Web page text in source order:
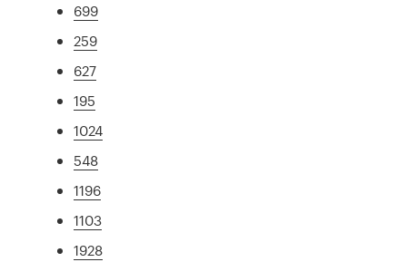
699
259
627
195
1024
548
1196
1103
1928